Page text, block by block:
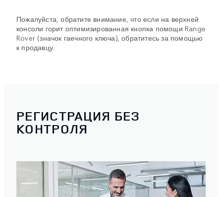
Пожалуйста, обратите внимание, что если на верхней
консоли горит оптимизированная кнопка помощи Range
Rover (значок гаечного ключа), обратитесь за помощью
к продавцу.
РЕГИСТРАЦИЯ БЕЗ
КОНТРОЛЯ